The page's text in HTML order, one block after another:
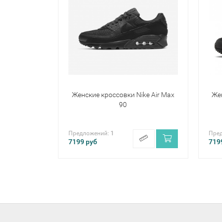
Женские кроссовки Nike Air Max
90
Предложений: 1
7199руб